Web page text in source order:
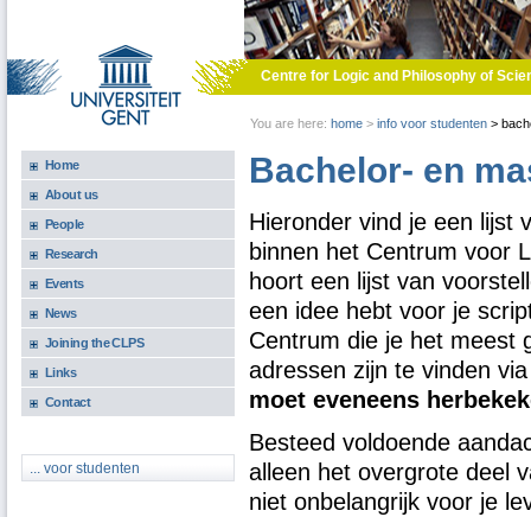
Centre for Logic and Philosophy of
You are here: home > info voor studenten >
Home
About us
People
Research
Events
News
Joining the CLPS
Links
Contact
... voor studenten
Bachelor- en
Hieronder vind je een lijst
binnen het Centrum voor
hoort een lijst van
een idee hebt voor je
Centrum die je het meest
adressen zijn te vinden
moet eveneens
Besteed voldoende
alleen het overgrote deel
niet onbelangrijk voor je